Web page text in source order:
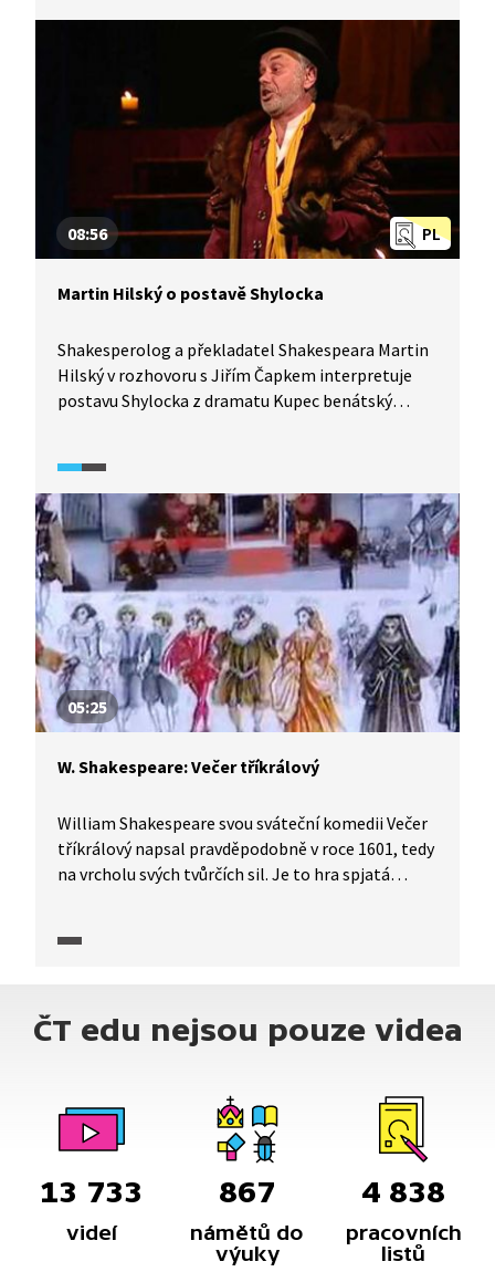
PL
08:56
Martin Hilský o postavě Shylocka
Shakesperolog a překladatel Shakespeara Martin
Hilský v rozhovoru s Jiřím Čapkem interpretuje
postavu Shylocka z dramatu Kupec benátský
Shakespeare samozřejmě nevěděl nic
o holokaustu, který měl přijít, ale v dějinách se
mohl inspirovat i on. Protože křesťané neznají jen
milosrdenství a dobro. Hilský vysvětluje dobové
souvislosti židovství, stereotypy, které panovaly
ve společnosti, ve které Shakespeare žil, a které
přetavil. Pasáž obsahuje i ukázky divadelního
představení Kupec benátský Východočeského
divadla v Pardubicích.
05:25
W. Shakespeare: Večer tříkrálový
William Shakespeare svou sváteční komedii Večer
tříkrálový napsal pravděpodobně v roce 1601, tedy
na vrcholu svých tvůrčích sil. Je to hra spjatá
bláznů. V roce 2005 měli diváci možnost vidět toto
ČT edu nejsou pouze videa
13 733
videí
867
námětů do
výuky
4 838
pracovních
listů